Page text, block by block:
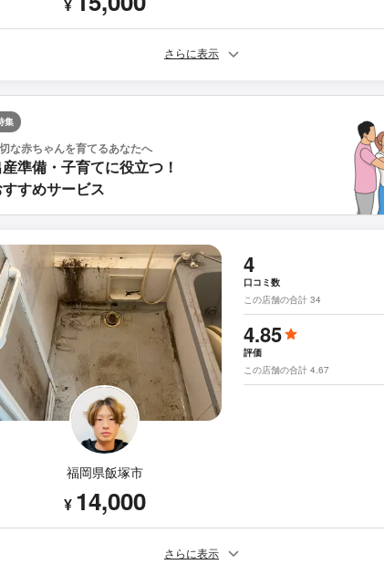
¥
さらに表示
集
な赤ちゃんを育てるあなたへ
準備・子育てに役立つ！
すめサービス
福岡県飯塚市
¥ 14,000
4
口コミ数
この店舗の合計 34
4.85
評価
この店舗の合計 4.67
さらに表示